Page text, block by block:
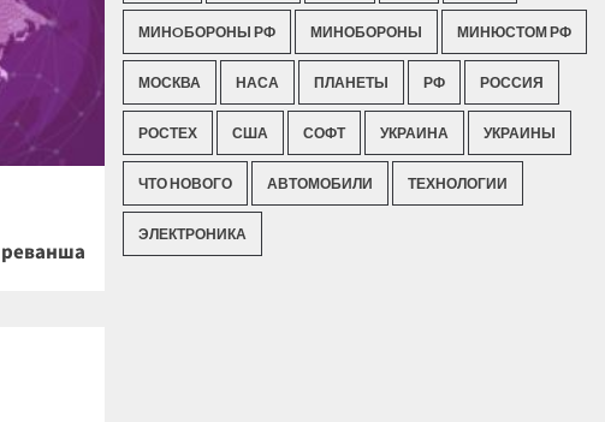
МИНOБОРОНЫ РФ МИНОБОРОНЫ МИНЮСТОМ РФ
МОСКВА НАСА ПЛАНЕТЫ РФ РОССИЯ
РОСТЕХ США СОФТ УКРАИНА УКРАИНЫ
ЧТО НОВОГО АВТОМОБИЛИ ТЕХНОЛОГИИ
ЭЛЕКТРОНИКА